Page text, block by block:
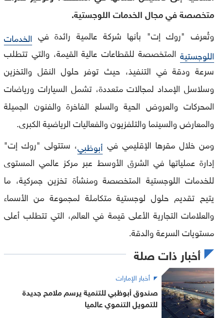
متخصصة في مجال الخدمات اللوجستية.
وتُعرف "روك إت" بأنها شركة عالمية رائدة في الخدمات
اللوجستية المتخصصة للقطاعات عالية القيمة، والتي تتطلب
سرعة ودقة في التنفيذ، حيث توفر حلول النقل والتخزين
وسلاسل الإمداد لمجالات متعددة، تشمل السيارات ورياضات
المحركات والعروض الحية والسلع الفاخرة والفنون الجميلة
والمعارض والسينما والتلفزيون والفعاليات الرياضية الكبرى.
ومن خلال مقرها الإقليمي في أبوظبي، ستتولى "روك إت"
إدارة عملياتها في الشرق الأوسط عبر مركز عالمي المستوى
للخدمات اللوجستية المتخصصة ومنشأة تخزين جمركية، ما
يتيح تقديم حلول لوجستية متكاملة لمجموعة من الأسماء
والعلامات التجارية الأعلى قيمة في العالم، التي تتطلب أعلى
مستويات السرعة والدقة.
أخبار ذات صلة
أخبار الإمارات
صندوق أبوظبي للتنمية يرسم ملامح جديدة
للتمويل التنموي عالميا